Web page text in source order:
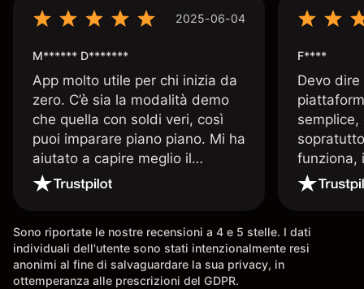
2025-06-04
M****** D*******
App molto utile per chi inizia da
zero. C’è sia la modalità demo
che quella con soldi veri, così
puoi imparare piano piano. Mi ha
aiutato a capire meglio il
trading. La consiglio a chi parte
senza esperienza.
F****
Devo
funziona,
Davide e'
spiega
Sono riportate le nostre recensioni a 4 e 5 stelle. I dati
individuali dell'utente sono stati intenzionalmente resi
anonimi al fine di salvaguardare la sua privacy, in
ottemperanza alle prescrizioni del GDPR.